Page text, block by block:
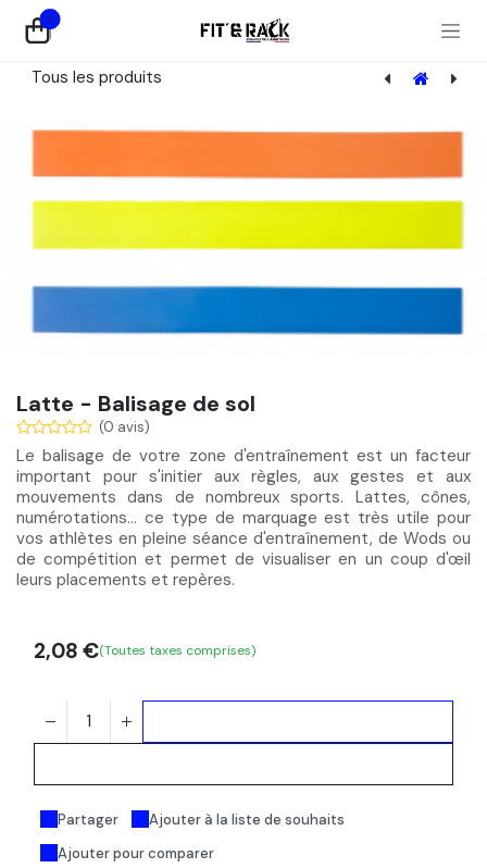
Se rendre au contenu
0
Tous les produits
Latte - Balisage de sol
(0 avis)
Lebalisage de votre zone d'entraînement est un facteur
important pour s'initier aux règles, aux gestes et aux
mouvements dans de nombreux sports. Lattes, cônes,
numérotations… ce type de marquage est très utile pour
vos athlètes en pleine séance d'entraînement, de Wods ou
de compétition et permet de visualiser en un coup d'œil
leurs placements et repères.
Ajouter pour comparer
Partager Ajouter à la liste de souhaits
2,08 €(Toutes taxes comprises)